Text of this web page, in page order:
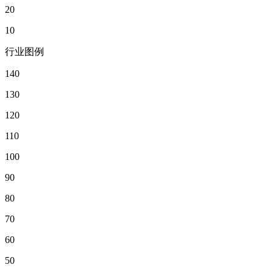
20
10
行业图例
140
130
120
110
100
90
80
70
60
50